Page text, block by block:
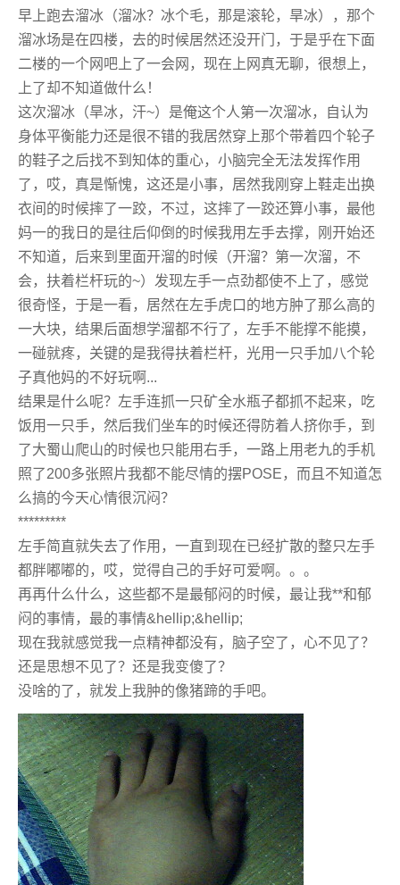
早上跑去溜冰（溜冰？冰个毛，那是滚轮，旱冰），那个
溜冰场是在四楼，去的时候居然还没开门，于是乎在下面
二楼的一个网吧上了一会网，现在上网真无聊，很想上，
上了却不知道做什么！
这次溜冰（旱冰，汗~）是俺这个人第一次溜冰，自认为
身体平衡能力还是很不错的我居然穿上那个带着四个轮子
的鞋子之后找不到知体的重心，小脑完全无法发挥作用
了，哎，真是惭愧，这还是小事，居然我刚穿上鞋走出换
衣间的时候摔了一跤，不过，这摔了一跤还算小事，最他
妈一的我日的是往后仰倒的时候我用左手去撑，刚开始还
不知道，后来到里面开溜的时候（开溜？第一次溜，不
会，扶着栏杆玩的~）发现左手一点劲都使不上了，感觉
很奇怪，于是一看，居然在左手虎口的地方肿了那么高的
一大块，结果后面想学溜都不行了，左手不能撑不能摸，
一碰就疼，关键的是我得扶着栏杆，光用一只手加八个轮
子真他妈的不好玩啊...
结果是什么呢？左手连抓一只矿全水瓶子都抓不起来，吃
饭用一只手，然后我们坐车的时候还得防着人挤你手，到
了大蜀山爬山的时候也只能用右手，一路上用老九的手机
照了200多张照片我都不能尽情的摆POSE，而且不知道怎
么搞的今天心情很沉闷？
*********
左手简直就失去了作用，一直到现在已经扩散的整只左手
都胖嘟嘟的，哎，觉得自己的手好可爱啊。。。
再再什么什么，这些都不是最郁闷的时候，最让我**和郁
闷的事情，最的事情&hellip;&hellip;
现在我就感觉我一点精神都没有，脑子空了，心不见了？
还是思想不见了？还是我变傻了？
没啥的了，就发上我肿的像猪蹄的手吧。